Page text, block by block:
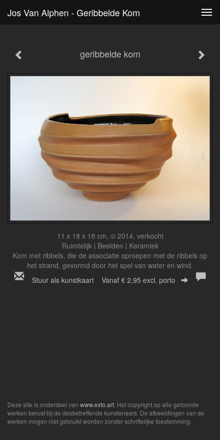
Jos Van Alphen - Geribbelde Kom
geribbelde kom
11 x 18 x 18 cm, © 2014, verkocht
Ruimtelijk | Beelden | Keramiek
Kom met ribbels, die de associatie oproepen met de ribbels op
het strand, gevormd door het spel van water en wind.
Stuur als kunstkaart Vanaf € 2,95 excl. porto
Deze site is onderdeel van www.exto.art . Het copyright op alle getoonde
werken berust bij de desbetreffende kunstenaars. De afbeeldingen van de
werken mogen niet gebruikt worden zonder schriftelijke toestemming.